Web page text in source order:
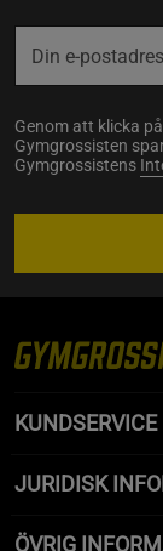
Genom att klicka
Gymgrossisten
Gymgrossistens
KUNDSERVICE
JURIDISK
ÖVRIG